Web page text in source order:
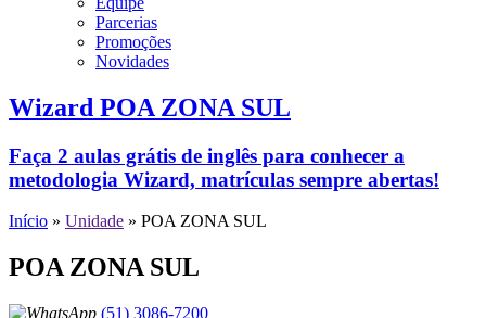
Parcerias
Promoções
Novidades
Wizard POA ZONA SUL
Faça 2 aulas grátis de inglês para conhecer a
metodologia Wizard, matrículas sempre abertas!
Início » Unidade » POA ZONA SUL
POA ZONA SUL
(51) 3086-7200